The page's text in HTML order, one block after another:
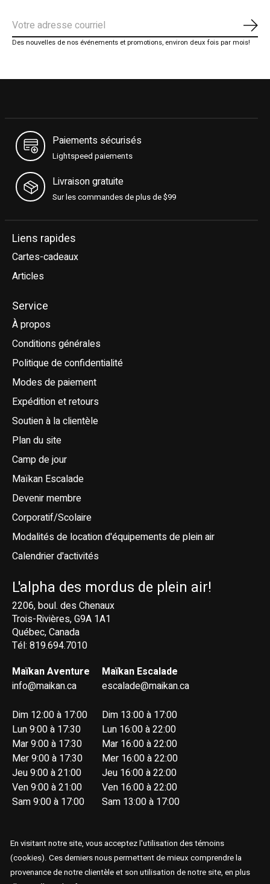
Des nouvelles de nos événements et promotions, environ deux fois par mois!
Paiements sécurisés
Lightspeed paiements
Livraison gratuite
Sur les commandes de plus de $99
Liens rapides
Cartes-cadeaux
Articles
Service
À propos
Conditions générales
Politique de confidentialité
Modes de paiement
Expédition et retours
Soutien à la clientèle
Plan du site
Camp de jour
Maïkan Escalade
Devenir membre
Corporatif/Scolaire
Modalités de location d'équipements de plein air
Calendrier d'activités
L'alpha des mordus de plein air!
2206, boul. des Chenaux
Trois-Rivières, G9A 1A1
Québec, Canada
Tél: 819.694.7010
Maïkan Aventure
info@maikan.ca
Dim 12:00 à 17:00
Lun 9:00 à 17:30
Mar 9:00 à 17:30
Mer 9:00 à 17:30
Jeu 9:00 à 21:00
Ven 9:00 à 21:00
Sam 9:00 à 17:00
Maïkan Escalade
escalade@maikan.ca
Dim 13:00 à 17:00
Lun 16:00 à 22:00
Mar 16:00 à 22:00
Mer 16:00 à 22:00
Jeu 16:00 à 22:00
Ven 16:00 à 22:00
Sam 13:00 à 17:00
En visitant notre site, vous acceptez l'utilisation des témoins
(cookies). Ces derniers nous permettent de mieux comprendre la
provenance de notre clientèle et son utilisation de notre site, en plus